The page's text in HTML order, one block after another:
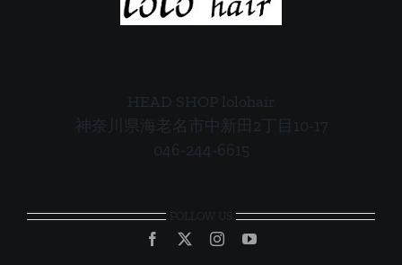
HEAD SHOP lolohair
神奈川県海老名市中新田2丁目10-17
046-244-6615
FOLLOW US